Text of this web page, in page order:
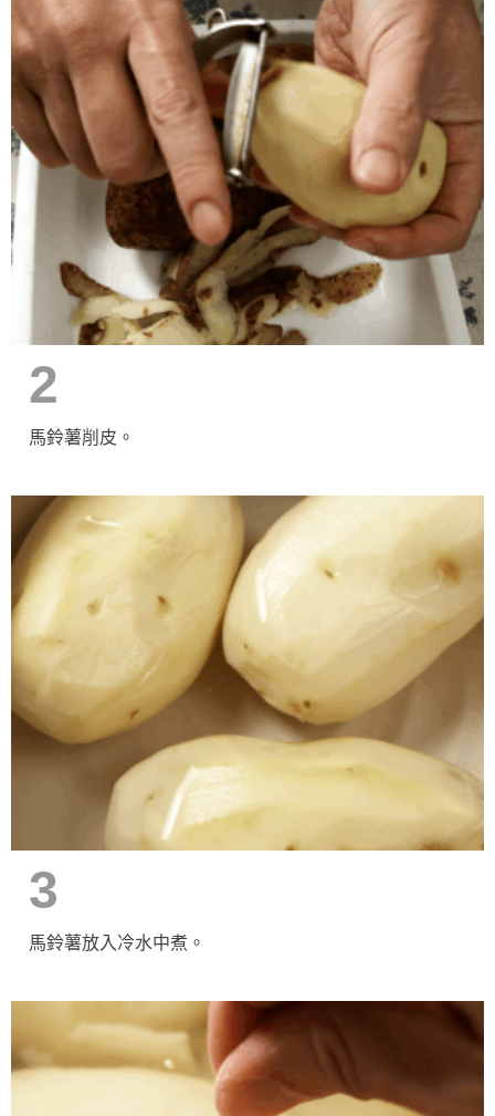
2
馬鈴薯削皮。
3
馬鈴薯放入冷水中煮。